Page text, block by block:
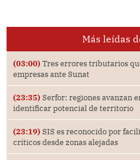
Más leídas
(03:00) Tres errores tributarios
empresas ante Sunat
(23:35) Serfor: regiones avanzan
identificar potencial de territorio
(23:19) SIS es reconocido por
críticos desde zonas alejadas